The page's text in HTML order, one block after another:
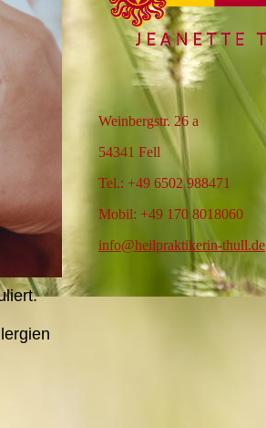
Weinbergstr. 26 a
54341 Fell
Tel.: +49 6502 988471
Mobil: +49 170 8018060
info@heilpraktikerin-thull.de